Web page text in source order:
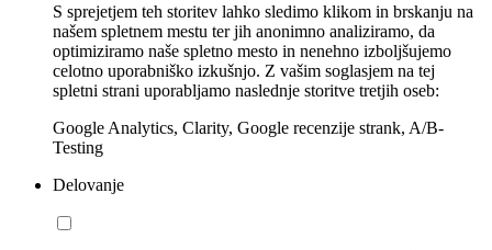
S sprejetjem teh storitev lahko sledimo klikom in brskanju na
našem spletnem mestu ter jih anonimno analiziramo, da
optimiziramo naše spletno mesto in nenehno izboljšujemo
celotno uporabniško izkušnjo. Z vašim soglasjem na tej
spletni strani uporabljamo naslednje storitve tretjih oseb:
Google Analytics, Clarity, Google recenzije strank, A/B-
Testing
Delovanje